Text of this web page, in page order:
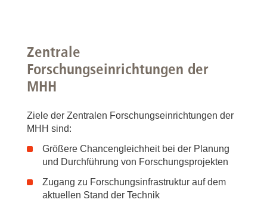
Zentrale
Forschungseinrichtungen der
MHH
Ziele der Zentralen Forschungseinrichtungen der
MHH sind:
Größere Chancengleichheit bei der Planung
und Durchführung von Forschungsprojekten
Zugang zu Forschungsinfrastruktur auf dem
aktuellen Stand der Technik